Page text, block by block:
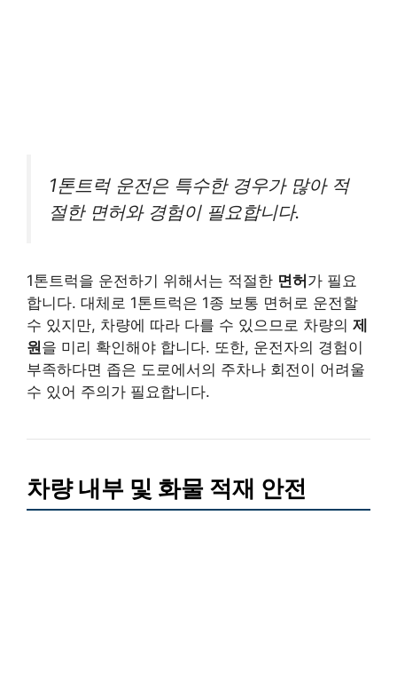
1톤트럭 운전은 특수한 경우가 많아 적
절한 면허와 경험이 필요합니다.
1톤트럭을 운전하기 위해서는 적절한 면허 가 필요
합니다. 대체로 1톤트럭은 1종 보통 면허로 운전할
수 있지만, 차량에 따라 다를 수 있으므로 차량의 제
원을 미리 확인해야 합니다. 또한, 운전자의 경험이
부족하다면 좁은 도로에서의 주차나 회전이 어려울
수 있어 주의가 필요합니다.
차량 내부 및 화물 적재 안전